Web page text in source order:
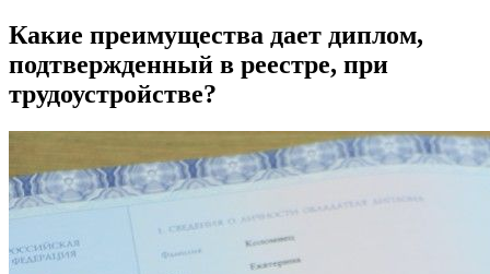
Какие преимущества дает диплом,
подтвержденный в реестре, при
трудоустройстве?